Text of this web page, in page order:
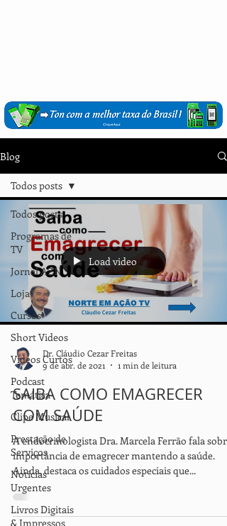
Blog
Todos posts
Programas de
TV
Jornal AZN
Loja
Cursos
Short Videos
Vídeos Curtos
Podcast
Temática
Clipe Musical
Prestação de
Serviços
Notícias
Urgentes
Livros Digitais
& Impressos
Todos posts
Load video
Dr. Cláudio Cezar Freitas
9 de abr. de 2021
1 min de leitura
SAIBA COMO EMAGRECER
COM SAÚDE
A endocrinologista Dra. Marcela Ferrão fala sobre
importância de emagrecer mantendo a saúde.
Ainda, destaca os cuidados especiais que...